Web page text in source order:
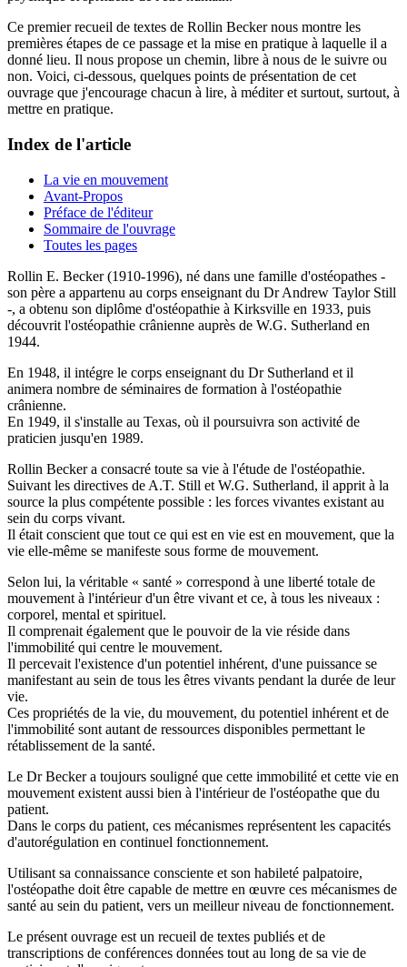
Ce premier recueil de textes de Rollin Becker nous montre les
premières étapes de ce passage et la mise en pratique à laquelle il a
donné lieu. Il nous propose un chemin, libre à nous de le suivre ou
non. Voici, ci-dessous, quelques points de présentation de cet
ouvrage que j'encourage chacun à lire, à méditer et surtout, surtout, à
mettre en pratique.
Index de l'article
La vie en mouvement
Avant-Propos
Préface de l'éditeur
Sommaire de l'ouvrage
Toutes les pages
Rollin E. Becker (1910-1996), né dans une famille d'ostéopathes -
son père a appartenu au corps enseignant du Dr Andrew Taylor Still
-, a obtenu son diplôme d'ostéopathie à Kirksville en 1933, puis
découvrit l'ostéopathie crânienne auprès de W.G. Sutherland en
1944.
En 1948, il intégre le corps enseignant du Dr Sutherland et il
animera nombre de séminaires de formation à l'ostéopathie
crânienne.
En 1949, il s'installe au Texas, où il poursuivra son activité de
praticien jusqu'en 1989.
Rollin Becker a consacré toute sa vie à l'étude de l'ostéopathie.
Suivant les directives de A.T. Still et W.G. Sutherland, il apprit à la
source la plus compétente possible : les forces vivantes existant au
sein du corps vivant.
Il était conscient que tout ce qui est en vie est en mouvement, que la
vie elle-même se manifeste sous forme de mouvement.
Selon lui, la véritable « santé » correspond à une liberté totale de
mouvement à l'intérieur d'un être vivant et ce, à tous les niveaux :
corporel, mental et spirituel.
Il comprenait également que le pouvoir de la vie réside dans
l'immobilité qui centre le mouvement.
Il percevait l'existence d'un potentiel inhérent, d'une puissance se
manifestant au sein de tous les êtres vivants pendant la durée de leur
vie.
Ces propriétés de la vie, du mouvement, du potentiel inhérent et de
l'immobilité sont autant de ressources disponibles permettant le
rétablissement de la santé.
Le Dr Becker a toujours souligné que cette immobilité et cette vie en
mouvement existent aussi bien à l'intérieur de l'ostéopathe que du
patient.
Dans le corps du patient, ces mécanismes représentent les capacités
d'autorégulation en continuel fonctionnement.
Utilisant sa connaissance consciente et son habileté palpatoire,
l'ostéopathe doit être capable de mettre en œuvre ces mécanismes de
santé au sein du patient, vers un meilleur niveau de fonctionnement.
Le présent ouvrage est un recueil de textes publiés et de
transcriptions de conférences données tout au long de sa vie de